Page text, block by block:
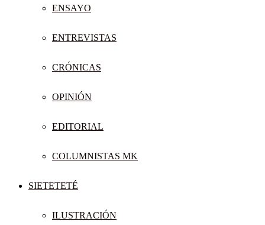
ENSAYO
ENTREVISTAS
CRÓNICAS
OPINIÓN
EDITORIAL
COLUMNISTAS MK
SIETETETÉ
ILUSTRACIÓN